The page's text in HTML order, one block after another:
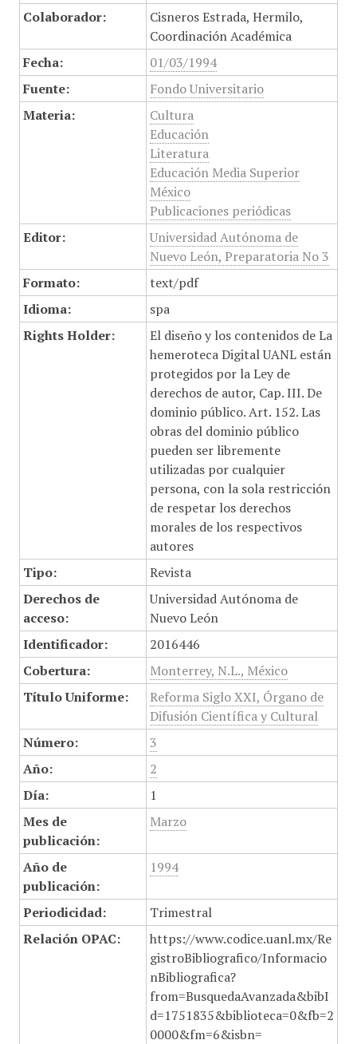
Colaborador:
Cisneros Estrada, Hermilo,
Coordinación Académica
Fecha:
01/03/1994
Fuente:
Fondo Universitario
Materia:
Cultura
Educación
Literatura
Educación Media Superior
México
Publicaciones periódicas
Editor:
Universidad Autónoma de
Nuevo León, Preparatoria No 3
Formato:
text/pdf
Idioma:
spa
Rights Holder:
El diseño y los contenidos de La
hemeroteca Digital UANL están
protegidos por la Ley de
derechos de autor, Cap. III. De
dominio público. Art. 152. Las
obras del dominio público
pueden ser libremente
utilizadas por cualquier
persona, con la sola restricción
de respetar los derechos
morales de los respectivos
autores
Tipo:
Revista
Derechos de
acceso:
Universidad Autónoma de
Nuevo León
Identificador:
2016446
Cobertura:
Monterrey, N.L., México
Título Uniforme:
Reforma Siglo XXI, Órgano de
Difusión Científica y Cultural
Número:
3
Año:
2
Día:
1
Mes de
publicación:
Marzo
Año de
publicación:
1994
Periodicidad:
Trimestral
Relación OPAC:
https://www.codice.uanl.mx/Re
gistroBibliografico/Informacio
nBibliografica?
from=BusquedaAvanzada&bibI
d=1751835&biblioteca=0&fb=2
0000&fm=6&isbn=